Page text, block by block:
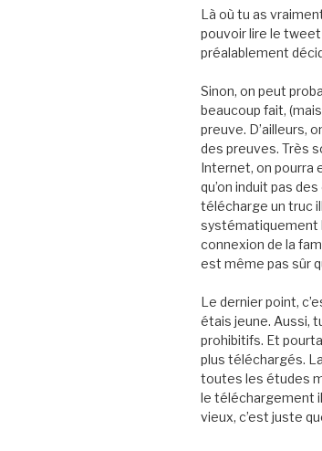
Là où tu as
pouvoir lire le
préalablement
Sinon, on peut
beaucoup fait,
preuve. D’ailleurs,
des preuves. Très
Internet, on pourra
qu’on induit pas
télécharge un truc
systématiquement
connexion de la
est même pas sûr
Le dernier point,
étais jeune. Aussi,
prohibitifs. Et
plus téléchargés.
toutes les études
le téléchargement
vieux, c’est juste